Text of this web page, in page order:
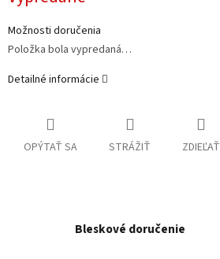
Možnosti doručenia
Položka bola vypredaná…
Detailné informácie
OPÝTAŤ SA STRÁŽIŤ ZDIEĽAŤ
Bleskové doručenie